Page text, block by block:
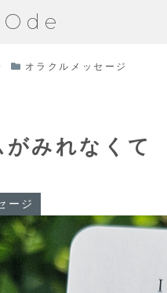
オラクルメッセージ
がみれなくて
ージ